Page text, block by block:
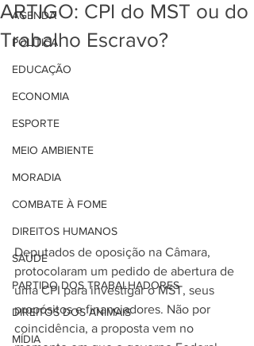
AGENDA
POLÍTICA
EDUCAÇÃO
ECONOMIA
ESPORTE
MEIO AMBIENTE
MORADIA
COMBATE À FOME
DIREITOS HUMANOS
SAÚDE
PARTIDO DOS TRABALHADORES
DIREITOS DOS ANIMAIS
MÍDIA
ARTIGO: CPI do MST ou do
Trabalho Escravo?
Deputados de oposição na Câmara,
protocolaram um pedido de abertura de
uma CPI para investigar o MST, seus
propósitos e financiadores. Não por
coincidência, a proposta vem no